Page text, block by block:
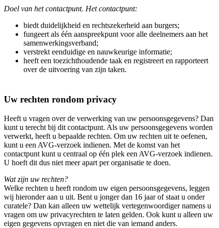
Doel van het contactpunt. Het contactpunt:
biedt duidelijkheid en rechtszekerheid aan burgers;
fungeert als één aanspreekpunt voor alle deelnemers aan het
samenwerkingsverband;
verstrekt eenduidige en nauwkeurige informatie;
heeft een toezichthoudende taak en registreert en rapporteert
over de uitvoering van zijn taken.
Uw rechten rondom privacy
Heeft u vragen over de verwerking van uw persoonsgegevens? Dan
kunt u terecht bij dit contactpunt. Als uw persoonsgegevens worden
verwerkt, heeft u bepaalde rechten. Om uw rechten uit te oefenen,
kunt u een AVG-verzoek indienen. Met de komst van het
contactpunt kunt u centraal op één plek een AVG-verzoek indienen.
U hoeft dit dus niet meer apart per organisatie te doen.
Wat zijn uw rechten?
Welke rechten u heeft rondom uw eigen persoonsgegevens, leggen
wij hieronder aan u uit. Bent u jonger dan 16 jaar of staat u onder
curatele? Dan kan alleen uw wettelijk vertegenwoordiger namens u
vragen om uw privacyrechten te laten gelden. Ook kunt u alleen uw
eigen gegevens opvragen en niet die van iemand anders.